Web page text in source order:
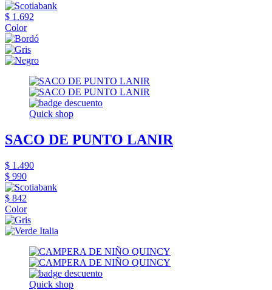
$ 1.692
Color
Quick shop
SACO DE PUNTO LANIR
$ 1.490
$ 990
$ 842
Color
Quick shop